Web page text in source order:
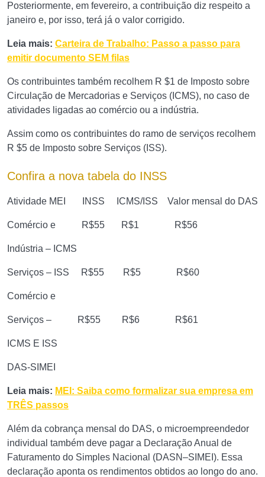
Posteriormente, em fevereiro, a contribuição diz respeito a
janeiro e, por isso, terá já o valor corrigido.
Leia mais: Carteira de Trabalho: Passo a passo para
emitir documento SEM filas
Os contribuintes também recolhem R $1 de Imposto sobre
Circulação de Mercadorias e Serviços (ICMS), no caso de
atividades ligadas ao comércio ou a indústria.
Assim como os contribuintes do ramo de serviços recolhem
R $5 de Imposto sobre Serviços (ISS).
Confira a nova tabela do INSS
Atividade MEI INSS ICMS/ISS Valor mensal do DAS
Comércio e R$55 R$1 R$56
Indústria – ICMS
Serviços – ISS R$55 R$5 R$60
Comércio e
Serviços – R$55 R$6 R$61
ICMS E ISS
DAS-SIMEI
Leia mais: MEI: Saiba como formalizar sua empresa em
TRÊS passos
Além da cobrança mensal do DAS, o microempreendedor
individual também deve pagar a Declaração Anual de
Faturamento do Simples Nacional (DASN–SIMEI). Essa
declaração aponta os rendimentos obtidos ao longo do ano.